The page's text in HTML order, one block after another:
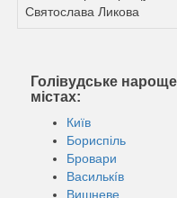
Святослава Ликова
Голівудське
містах:
Київ
Бориспіль
Бровари
Василькíв
Вишневе